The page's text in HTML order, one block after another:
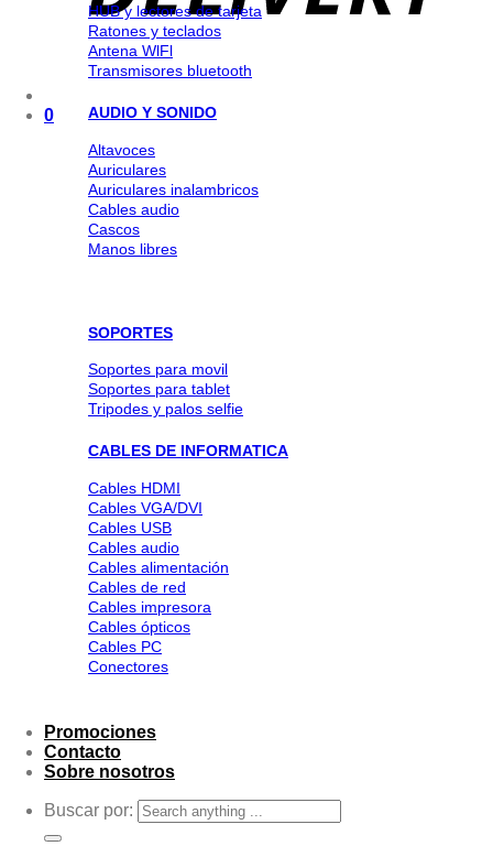
0
HUB y lectores de tarjeta
Ratones y teclados
Antena WlFl
Transmisores bluetooth
AUDIO Y SONIDO
Altavoces
Auriculares
Auriculares inalambricos
Cables audio
Cascos
Manos libres
SOPORTES
Soportes para movil
Soportes para tablet
Tripodes y palos selfie
CABLES DE INFORMATICA
Cables HDMI
Cables VGA/DVI
Cables USB
Cables audio
Cables alimentación
Cables de red
Cables impresora
Cables ópticos
Cables PC
Conectores
Promociones
Contacto
Sobre nosotros
Buscar por: